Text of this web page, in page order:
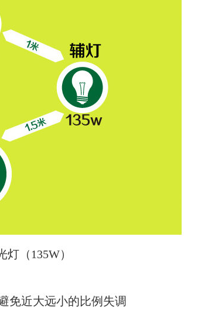
（135W）
免近大远小的比例失调